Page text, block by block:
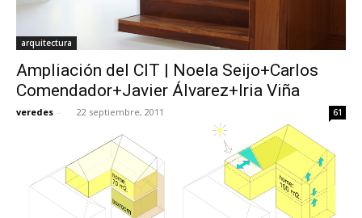
arquitectura
Ampliación del CIT | Noela Seijo+Carlos
Comendador+Javier Álvarez+Iria Viña
veredes - 22 septiembre, 2011 61